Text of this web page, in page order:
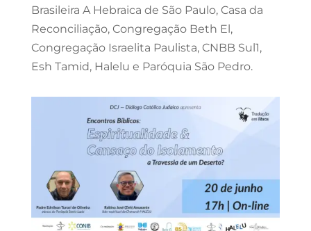
Brasileira A Hebraica de São Paulo, Casa da
Reconciliação, Congregação Beth El,
Congregação Israelita Paulista, CNBB Sul1,
Esh Tamid, Halelu e Paróquia São Pedro.